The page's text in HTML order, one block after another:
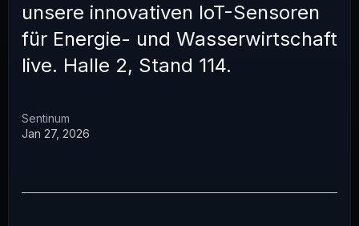
unsere innovativen IoT-Sensoren
für Energie- und Wasserwirtschaft
live. Halle 2, Stand 114.
Sentinum
Jan 27, 2026